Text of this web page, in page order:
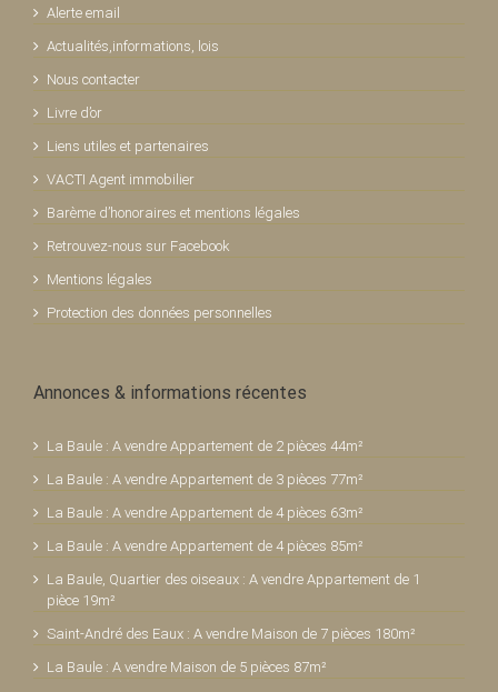
Alerte email
Actualités,informations, lois
Nous contacter
Livre d’or
Liens utiles et partenaires
VACTI Agent immobilier
Barème d’honoraires et mentions légales
Retrouvez-nous sur Facebook
Mentions légales
Protection des données personnelles
Annonces & informations récentes
La Baule : A vendre Appartement de 2 pièces 44m²
La Baule : A vendre Appartement de 3 pièces 77m²
La Baule : A vendre Appartement de 4 pièces 63m²
La Baule : A vendre Appartement de 4 pièces 85m²
La Baule, Quartier des oiseaux : A vendre Appartement de 1
pièce 19m²
Saint-André des Eaux : A vendre Maison de 7 pièces 180m²
La Baule : A vendre Maison de 5 pièces 87m²